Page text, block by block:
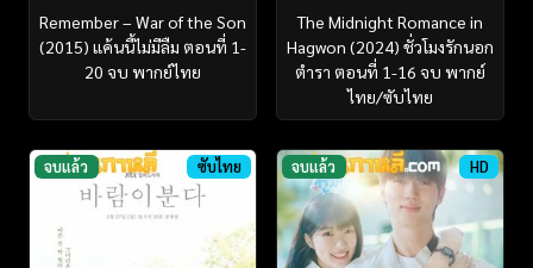
Remember – War of the Son
(2015) แค้นนี้ไม่มีลืม ตอนที่ 1-
20 จบ พากย์ไทย
The Midnight Romance in
Hagwon (2024) ชั่วโมงรักนอก
ตำรา ตอนที่ 1-16 จบ พากย์
ไทย/ซับไทย
จบแล้ว ซับไทย จบแล้ว HD